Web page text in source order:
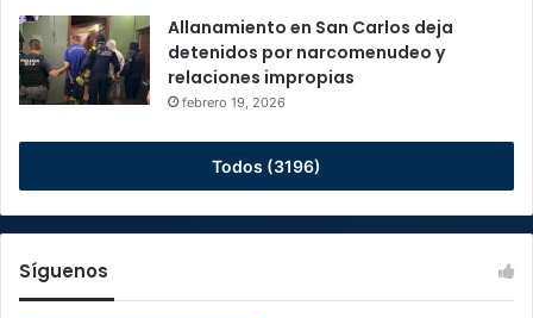
Allanamiento en San Carlos deja
detenidos por narcomenudeo y
relaciones impropias
febrero 19, 2026
Todos (3196)
Síguenos